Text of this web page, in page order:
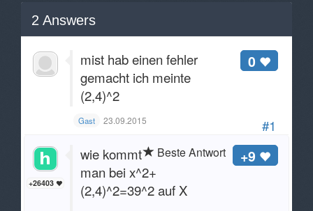
2 Answers
#1
0
mist hab einen fehler
gemacht ich meinte
(2,4)^2
Gast 23.09.2015
+26403
+9
Beste Antwort
wie kommt
man bei x^2+
(2,4)^2=39^2 auf X